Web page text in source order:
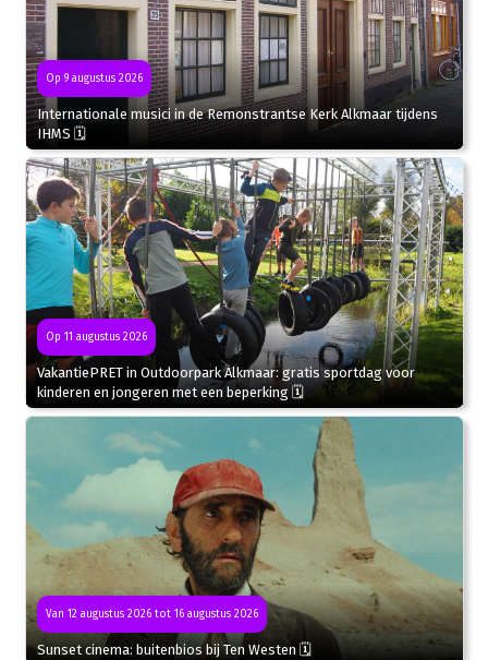
Op 9 augustus 2026
Internationale musici in de Remonstrantse Kerk Alkmaar tijdens
IHMS 🗓
Op 11 augustus 2026
VakantiePRET in Outdoorpark Alkmaar: gratis sportdag voor
kinderen en jongeren met een beperking 🗓
Van 12 augustus 2026 tot 16 augustus 2026
Sunset cinema: buitenbios bij Ten Westen 🗓